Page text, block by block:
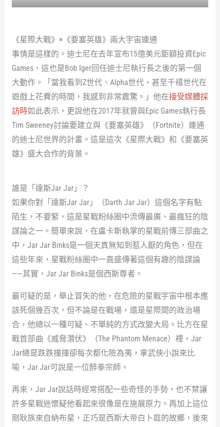
《星際大戰》×《要塞英雄》兩大宇宙連通
事情是這樣的。迪士尼在去年宣布15億美元鉅額投資Epic
Games，這也是Bob Iger回任迪士尼執行長之後的第一個
大動作。「當我看到Z世代、Alpha世代，甚至千禧世代在
遊戲上花費的時間，我感到非常震驚。」他在接受媒體採
訪時如此表示，更說他在2017年就曾與Epic Games執行長
Tim Sweeney討論要建立與《要塞英雄》（Fortnite）連通
的迪士尼世界的計畫。這是這次《星際大戰》和《要塞英
雄》盛大合作的背景。
誰是「達斯Jar Jar」？
如果你對「達斯Jar Jar」（Darth Jar Jar）這個名字有點
陌生，不要緊，這是星戰粉絲圈中流傳最廣、最瘋狂的陰
謀論之一。簡單來說，在盧卡斯執掌的星戰前傳三部曲之
中，Jar Jar Binks是一個天真無知到惹人厭的角色，但在
這些年來，星戰粉絲圈中一直盛傳著這個有趣的陰謀論
——其實，Jar Jar Binks是個西斯尊者。
最可疑的是，舉止冒失的他，在危險的星戰宇宙中根本應
該死個幾百次，但不論是在戰場，還是星際間的政治場
合，他總以一種可疑、不單純的方式改變大局。比方在星
戰首部曲《威脅潛伏》（The Phantom Menace）裡，Jar
Jar總是跌跌撞撞卻每次都化險為夷，拿武俠小說來比
喻，Jar Jar可說是一位醉拳宗師。
再來，Jar Jar說話時經常搭配一些奇怪的手勢，也不禁讓
許多星戰迷懷疑他看起來很像是在施展原力。再加上這位
剛耿族來自納布星，正巧是西斯大帝白卜庭的故鄉，後來